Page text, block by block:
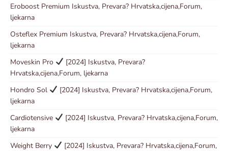
Eroboost Premium Iskustva, Prevara? Hrvatska,cijena,Forum,
ljekarna
Osteflex Premium Iskustva, Prevara? Hrvatska,cijena,Forum,
ljekarna
Moveskin Pro
[2024] Iskustva, Prevara?
Hrvatska,cijena,Forum, ljekarna
Hondro Sol
[2024] Iskustva, Prevara? Hrvatska,cijena,Forum,
ljekarna
Cardiotensive
[2024] Iskustva, Prevara? Hrvatska,cijena,Forum,
ljekarna
Weight Berry
[2024] Iskustva, Prevara? Hrvatska,cijena,Forum,